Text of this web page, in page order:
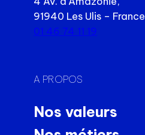
91940 Les Ulis – France
01 46 74 11 19
A PROPOS
Nos valeurs